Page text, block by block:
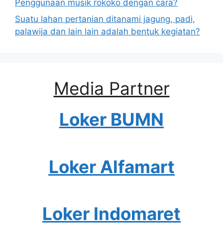
Penggunaan musik rokoko dengan cara?
Suatu lahan pertanian ditanami jagung, padi,
palawija dan lain lain adalah bentuk kegiatan?
Media Partner
Loker BUMN
Loker Alfamart
Loker Indomaret